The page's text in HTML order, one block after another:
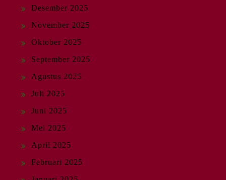
Desember 2025
November 2025
Oktober 2025
September 2025
Agustus 2025
Juli 2025
Juni 2025
Mei 2025
April 2025
Februari 2025